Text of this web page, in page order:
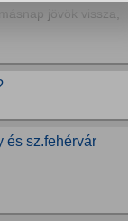
jövök vissza,
és sz.fehérvár